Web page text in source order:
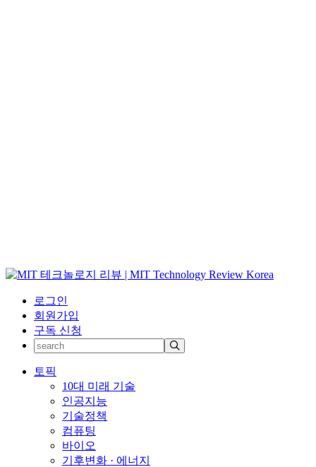
로그인
회원가입
구독 신청
토픽
10대 미래 기술
인공지능
기술정책
컴퓨팅
바이오
기후변화 · 에너지